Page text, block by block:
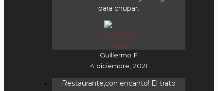
para chupar.
Guillermo F
4 diciembre, 2021
Restaurante,con encanto! El trato